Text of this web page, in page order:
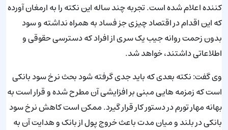
کننده اعلام شده است. تجربه چند ساله این نکته را به ارمغان آورده
که این اقدام در اقتصاد چیزی جز فساد به همراه نداشته و سود
بدون زحمت روانه جیب یک سری از افراد که دسترسی حقوقی و
اطلاعاتی داشتند، خواهد شد.
وی گفت: نکته بعدی که باید جدی گرفته شود بحث نرخ سود بانکی
است که زمزمه هایی مبنی بر افزایشی آن مطرح شده و قرار است به
بهانه مهار تورم در دستور کار قرار گیرد. ممکن است کاهش نرخ سود
بانکی در بلند و میان مدت باعث خروج پول از بانک و هدایت آن به